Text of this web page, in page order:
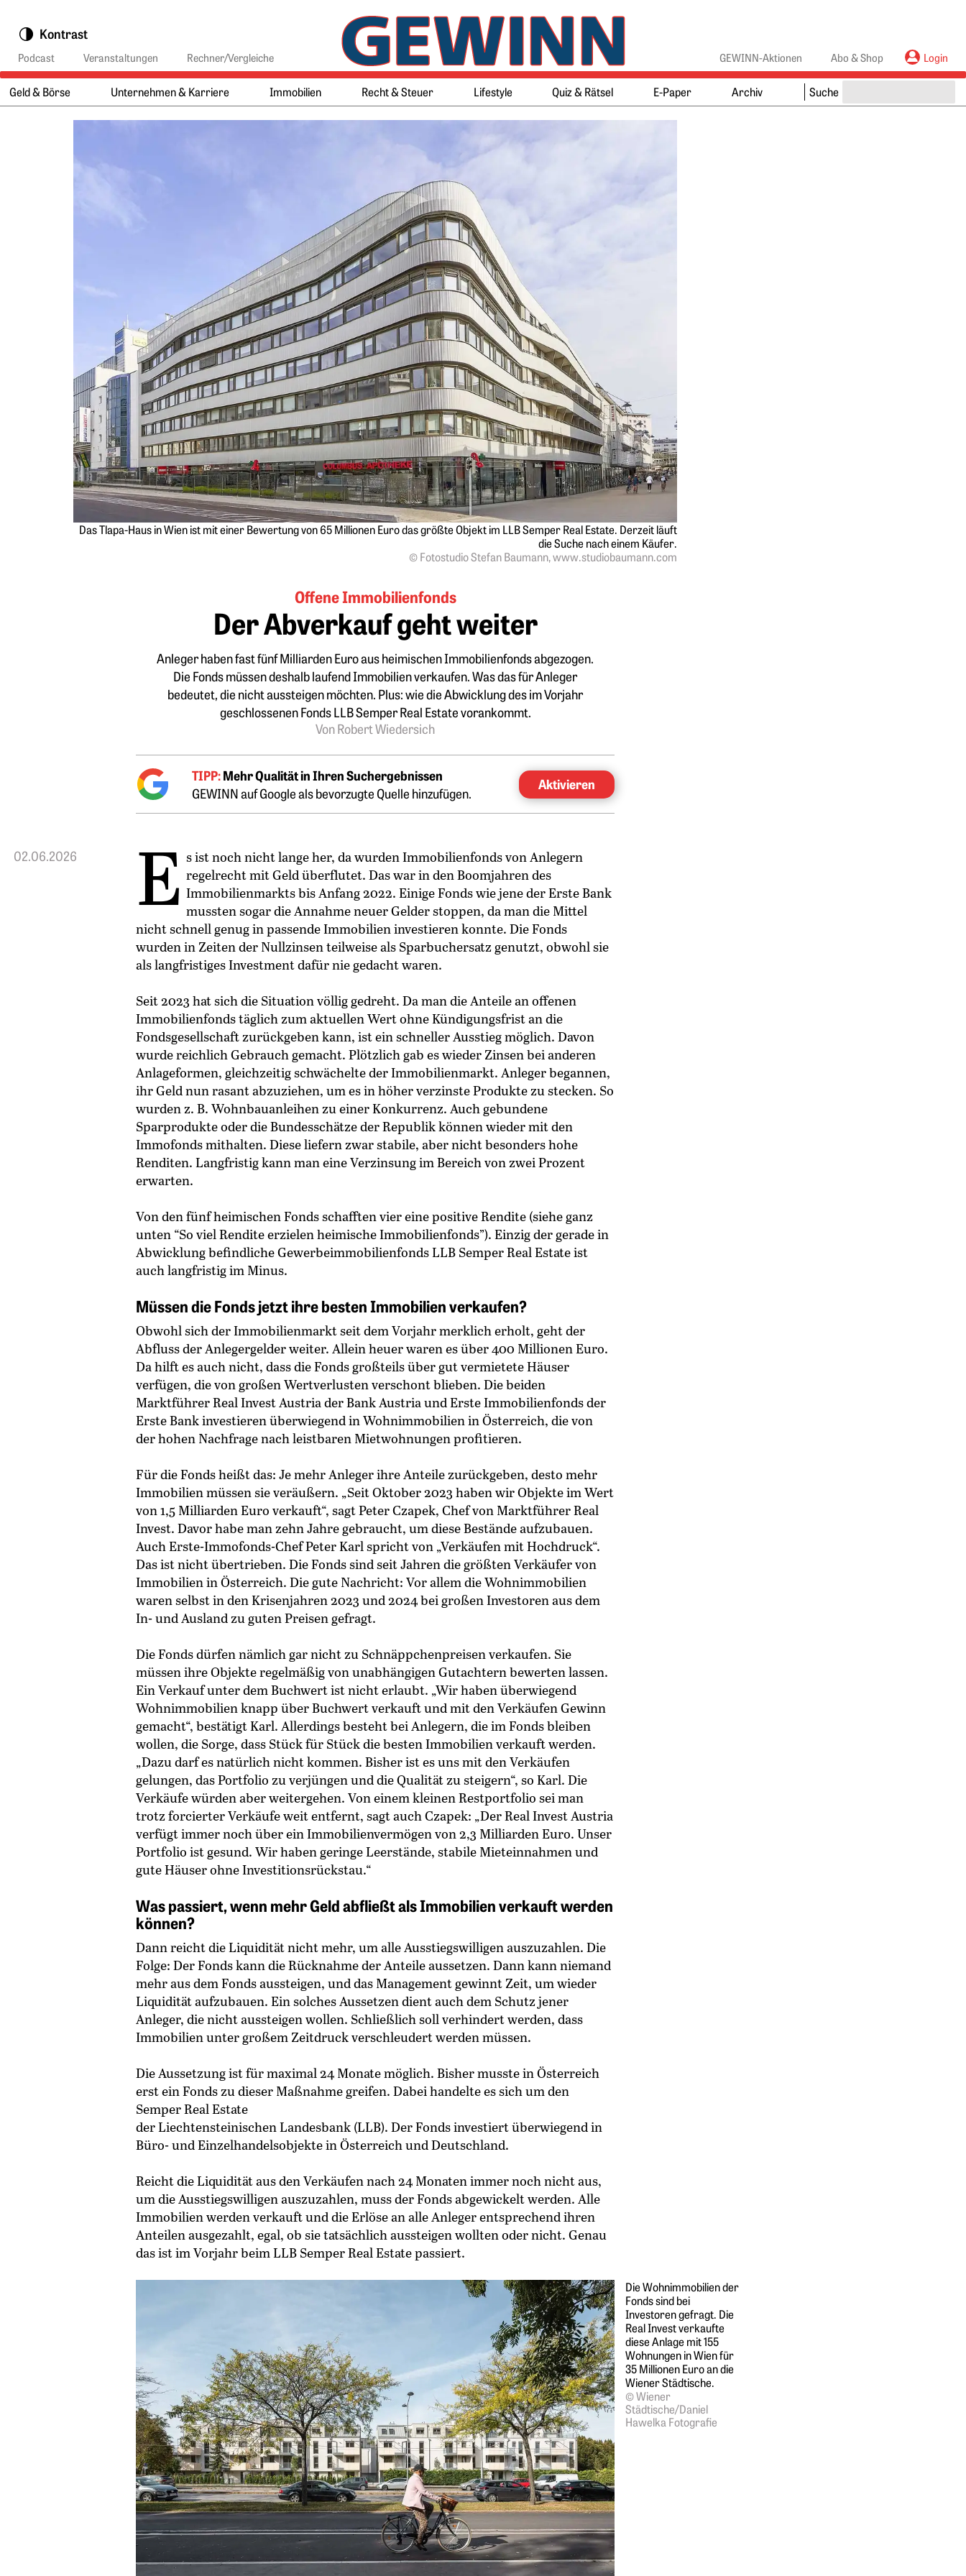
Kontrast
Podcast Veranstaltungen Rechner/Vergleiche GEWINN-Aktionen Abo & Shop Login
Hauptmenü:
Geld & Börse Unternehmen & Karriere Immobilien Recht & Steuer Lifestyle Quiz & Rätsel E-Paper Archiv Suche
Hauptinhalt
Das Tlapa-Haus in Wien ist mit einer Bewertung von 65 Millionen Euro das größte Objekt im LLB Semper Real ­Estate. Derzeit läuft
die Suche nach einem ­Käufer.
© Fotostudio Stefan Baumann, www.studiobaumann.com
Offene Immobilienfonds
Der Abverkauf geht weiter
Anleger haben fast fünf Milliarden Euro aus heimischen Immobilienfonds abgezogen.
Die Fonds müssen deshalb laufend Immobilien verkaufen. Was das für Anleger
bedeutet, die nicht aussteigen möchten. Plus: wie die Abwicklung des im Vorjahr
geschlossenen Fonds LLB Semper Real Estate vorankommt.
Von Robert Wiedersich
TIPP:Mehr Qualität in Ihren Suchergebnissen
GEWINN auf Google als bevorzugte Quelle hinzufügen.
Aktivieren
02.06.2026 E s ist noch nicht lange her, da wurden Immobilienfonds von Anlegern
regelrecht mit Geld überflutet. Das war in den Boomjahren des
Immobilienmarkts bis Anfang 2022. Einige Fonds wie jene der Erste Bank
mussten sogar die Annahme neuer Gelder stoppen, da man die Mittel
nicht schnell genug in passende Immobilien investieren konnte. Die Fonds
wurden in Zeiten der Nullzinsen teilweise als Sparbuchersatz genutzt, obwohl sie
als langfristiges Investment dafür nie gedacht waren.
Seit 2023 hat sich die Situation völlig gedreht. Da man die Anteile an offenen
Immobilienfonds täglich zum aktuellen Wert ohne Kündigungsfrist an die
Fondsgesellschaft zurückgeben kann, ist ein schneller Ausstieg möglich. Davon
wurde reichlich Gebrauch gemacht. Plötzlich gab es wieder Zinsen bei anderen
Anlageformen, gleichzeitig schwächelte der Immobilienmarkt. Anleger begannen,
ihr Geld nun rasant abzuziehen, um es in höher verzinste Produkte zu stecken. So
wurden z. B. Wohnbauanleihen zu einer Konkurrenz. Auch gebundene
Sparprodukte oder die Bundesschätze der Republik können wieder mit den
Immofonds mithalten. Diese liefern zwar stabile, aber nicht besonders hohe
Renditen. Langfristig kann man eine Verzinsung im Bereich von zwei Prozent
erwarten.
Von den fünf heimischen Fonds schafften vier eine positive Rendite (siehe ganz
unten “So viel Rendite erzielen heimische Immobilienfonds”). Einzig der gerade in
Abwicklung befindliche Gewerbeimmobilienfonds LLB Semper Real Estate ist
auch langfristig im Minus.
Müssen die Fonds jetzt ihre besten Immobilien verkaufen?
Obwohl sich der Immobilienmarkt seit dem Vorjahr merklich erholt, geht der
Abfluss der Anlegergelder weiter. Allein heuer waren es über 400 Millionen Euro.
Da hilft es auch nicht, dass die Fonds großteils über gut vermietete Häuser
verfügen, die von großen Wertverlusten verschont blieben. Die beiden
Marktführer Real Invest Austria der Bank Austria und Erste Immobilienfonds der
Erste Bank investieren überwiegend in Wohnimmobilien in Österreich, die von
der hohen Nachfrage nach leistbaren Mietwohnungen profitieren.
Für die Fonds heißt das: Je mehr Anleger ihre Anteile zurückgeben, desto mehr
Immobilien müssen sie veräußern. „Seit Oktober 2023 haben wir Objekte im Wert
von 1,5 Milliarden Euro verkauft“, sagt Peter Czapek, Chef von Marktführer Real
Invest. Davor habe man zehn Jahre gebraucht, um diese Bestände aufzubauen.
Auch Erste-Immofonds-Chef Peter Karl spricht von „Verkäufen mit Hochdruck“.
Das ist nicht übertrieben. Die Fonds sind seit Jahren die größten Verkäufer von
Immobilien in Österreich. Die gute Nachricht: Vor allem die Wohnimmobilien
waren selbst in den Krisenjahren 2023 und 2024 bei großen Investoren aus dem
In- und Ausland zu guten Preisen gefragt.
Die Fonds dürfen nämlich gar nicht zu Schnäppchenpreisen verkaufen. Sie
müssen ihre Objekte regelmäßig von unabhängigen Gutachtern bewerten lassen.
Ein Verkauf unter dem Buchwert ist nicht erlaubt. „Wir haben überwiegend
Wohnimmobilien knapp über Buchwert verkauft und mit den Verkäufen Gewinn
gemacht“, bestätigt Karl. Allerdings besteht bei Anlegern, die im Fonds bleiben
wollen, die Sorge, dass Stück für Stück die besten Immobilien verkauft werden.
„Dazu darf es natürlich nicht kommen. Bisher ist es uns mit den Verkäufen
gelungen, das Portfolio zu verjüngen und die Qualität zu steigern“, so Karl. Die
Verkäufe würden aber weitergehen. Von einem kleinen Restportfolio sei man
trotz forcierter Verkäufe weit entfernt, sagt auch Czapek: „Der Real Invest Austria
verfügt immer noch über ein Immobilienvermögen von 2,3 Milliarden Euro. Unser
Portfolio ist gesund. Wir haben geringe Leerstände, stabile Mieteinnahmen und
gute Häuser ohne Investitionsrückstau.“
Was passiert, wenn mehr Geld abfließt als Immobilien verkauft werden
können?
Dann reicht die Liquidität nicht mehr, um alle Ausstiegswilligen auszuzahlen. Die
Folge: Der Fonds kann die Rücknahme der Anteile aussetzen. Dann kann niemand
mehr aus dem Fonds aussteigen, und das Management gewinnt Zeit, um wieder
Liquidität aufzubauen. Ein solches Aussetzen dient auch dem Schutz jener
Anleger, die nicht aussteigen wollen. Schließlich soll verhindert werden, dass
Immobilien unter großem Zeitdruck verschleudert werden müssen.
Die Aussetzung ist für maximal 24 Monate möglich. Bisher musste in Österreich
erst ein Fonds zu dieser Maßnahme greifen. Dabei handelte es sich um den
Semper Real Estate
der Liechtensteinischen Landesbank (LLB). Der Fonds investiert überwiegend in
Büro- und Einzelhandelsobjekte in Österreich und Deutschland.
Reicht die Liquidität aus den Verkäufen nach 24 Monaten immer noch nicht aus,
um die Ausstiegswilligen auszuzahlen, muss der Fonds abgewickelt werden. Alle
Immobilien werden verkauft und die Erlöse an alle Anleger entsprechend ihren
Anteilen ausgezahlt, egal, ob sie tatsächlich aussteigen wollten oder nicht. Genau
das ist im Vorjahr beim LLB Semper Real Estate passiert.
Die Wohnimmobilien der
Fonds sind bei
Investoren gefragt. Die
Real Invest verkaufte
diese Anlage mit 155
Wohnungen in Wien für
35 Millionen Euro an die
Wiener Städtische.
© Wiener
Städtische/Daniel
Hawelka Fotografie